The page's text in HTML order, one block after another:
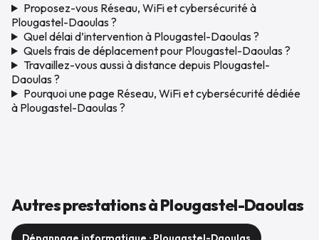
Proposez-vous Réseau, WiFi et cybersécurité à
Plougastel-Daoulas ?
Quel délai d’intervention à Plougastel-Daoulas ?
Quels frais de déplacement pour Plougastel-Daoulas ?
Travaillez-vous aussi à distance depuis Plougastel-
Daoulas ?
Pourquoi une page Réseau, WiFi et cybersécurité dédiée
à Plougastel-Daoulas ?
Autres prestations à Plougastel-Daoulas